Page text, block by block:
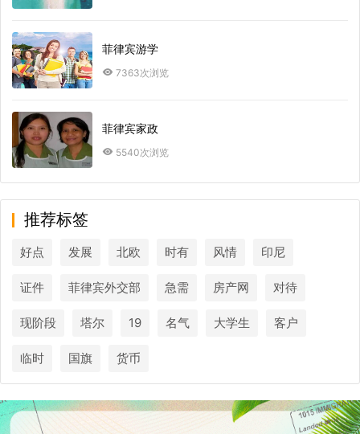
菲律宾游学
7363次浏览
菲律宾家政
5540次浏览
推荐标签
好点 发展 北欧 时有 风情 印尼
证件 菲律宾外交部 急需 房产网 对待
现阶段 塔尔 19 名气 大学生 客户
临时 国旗 货币